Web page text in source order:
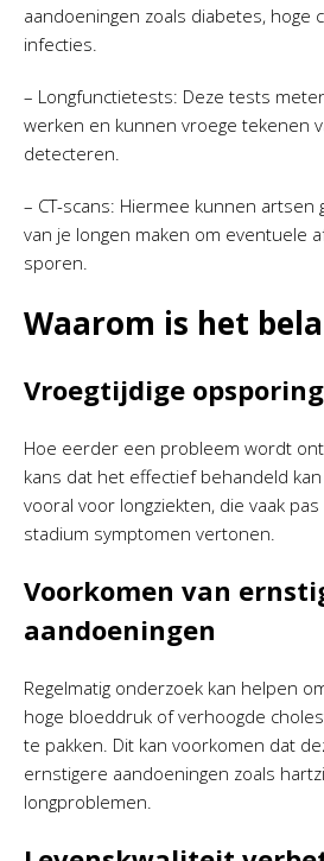
aandoeningen zoals diabetes, hoge
infecties.
– Longfunctietests: Deze tests
werken en kunnen vroege tekenen
detecteren.
– CT-scans: Hiermee kunnen
van je longen maken om eventuele
sporen.
Waarom is het
Vroegtijdige opsporing
Hoe eerder een probleem wordt
kans dat het effectief behandeld
vooral voor longziekten, die vaak
stadium symptomen vertonen.
Voorkomen van
aandoeningen
Regelmatig onderzoek kan helpen
hoge bloeddruk of verhoogde
te pakken. Dit kan voorkomen dat
ernstigere aandoeningen zoals
longproblemen.